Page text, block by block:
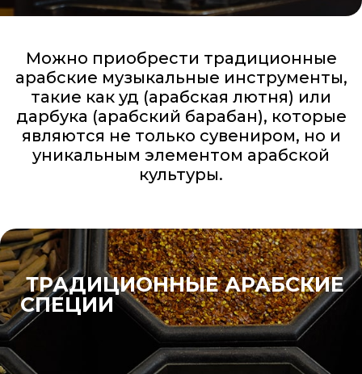
Можно приобрести традиционные
арабские музыкальные инструменты,
такие как уд (арабская лютня) или
дарбука (арабский барабан), которые
являются не только сувениром, но и
уникальным элементом арабской
культуры.
ТРАДИЦИОННЫЕ АРАБСКИЕ
СПЕЦИИ